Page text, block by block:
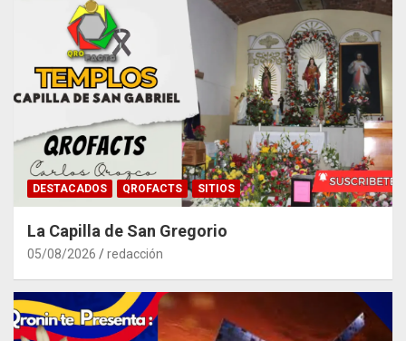
DESTACADOS QROFACTS SITIOS
La Capilla de San Gregorio
05/08/2026 redacción